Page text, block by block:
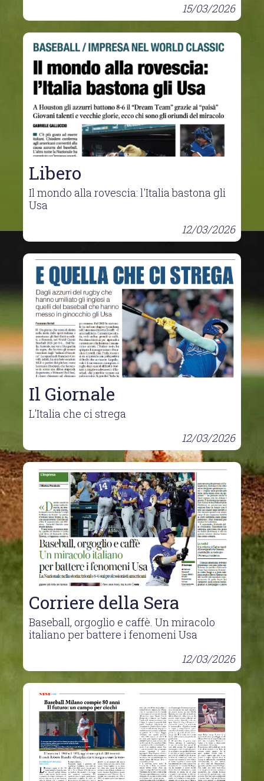
15/03/2026
Libero
Il mondo alla rovescia: l'Italia bastona gli
Usa
12/03/2026
Il Giornale
L'Italia che ci strega
12/03/2026
Corriere della Sera
Baseball, orgoglio e caffè. Un miracolo
italiano per battere i fenomeni Usa
12/03/2026